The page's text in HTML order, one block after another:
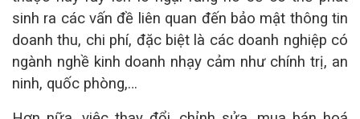
sinh ra các vấn đề liên quan đến bảo mật thông tin
doanh thu, chi phí, đặc biệt là các doanh nghiệp có
ngành nghề kinh doanh nhạy cảm như chính trị, an
ninh, quốc phòng,…